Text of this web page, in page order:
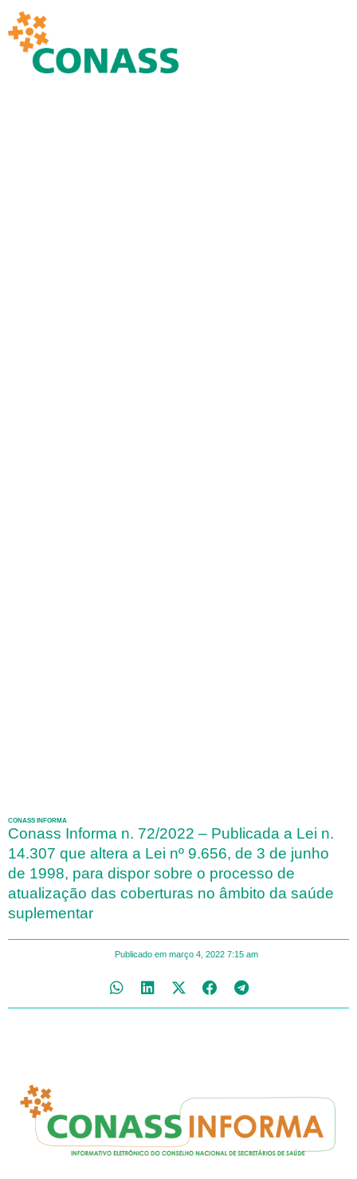
CONASS INFORMA
Conass Informa n. 72/2022 – Publicada a Lei n.
14.307 que altera a Lei nº 9.656, de 3 de junho
de 1998, para dispor sobre o processo de
atualização das coberturas no âmbito da saúde
suplementar
Publicado em março 4, 2022 7:15 am